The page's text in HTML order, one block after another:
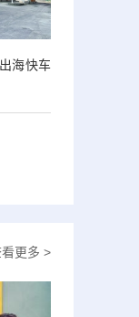
海快车
更多 >